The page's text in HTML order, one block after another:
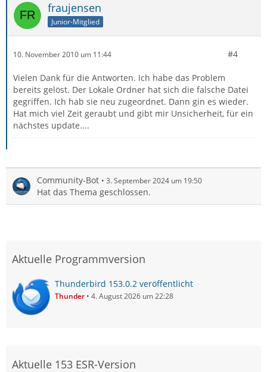
fraujensen
Junior-Mitglied
10. November 2010 um 11:44 #4
Vielen Dank für die Antworten. Ich habe das Problem
bereits gelöst. Der Lokale Ordner hat sich die falsche Datei
gegriffen. Ich hab sie neu zugeordnet. Dann gin es wieder.
Hat mich viel Zeit geraubt und gibt mir Unsicherheit, für ein
nächstes update....
Community-Bot 3. September 2024 um 19:50
Hat das Thema geschlossen.
Aktuelle Programmversion
Thunderbird 153.0.2 veröffentlicht
Thunder 4. August 2026 um 22:28
Aktuelle 153 ESR-Version